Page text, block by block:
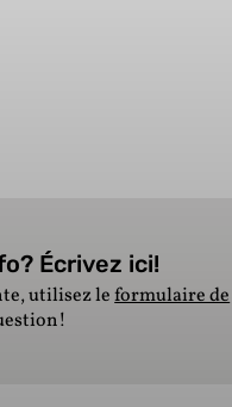
Écrivez ici!
utilisez leformulaire de